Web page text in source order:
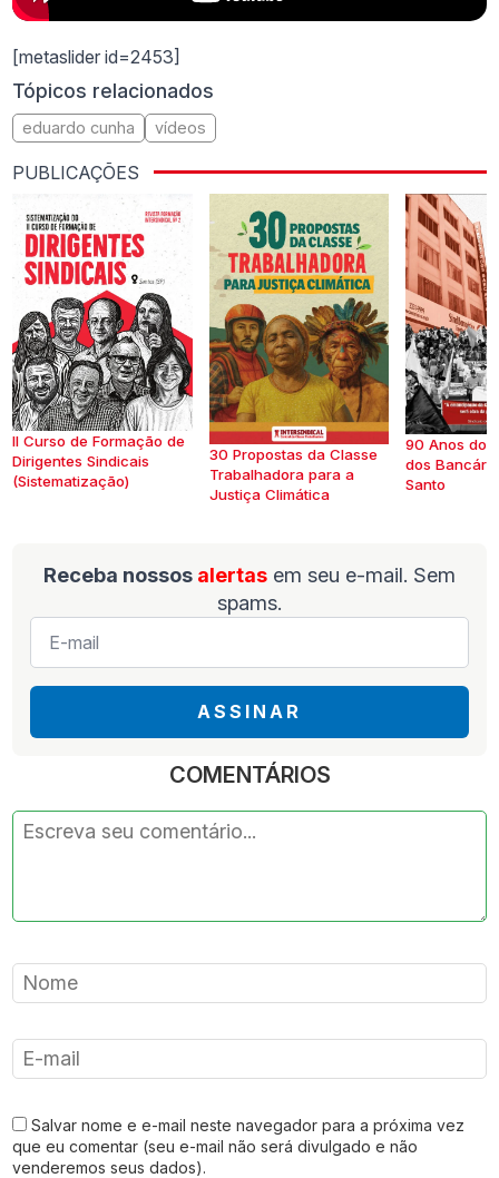
[metaslider id=2453]
Tópicos relacionados
eduardo cunha vídeos
PUBLICAÇÕES
II Curso de Formação de
Dirigentes Sindicais
(Sistematização)
30 Propostas da Classe
Trabalhadora para a
Justiça Climática
90 Anos do
dos
Santo
Receba nossos alertas em seu e-mail. Sem
spams.
E-
mail
ASSINAR
COMENTÁRIOS
Salvar nome e e-mail neste navegador para a próxima vez
que eu comentar (seu e-mail não será divulgado e não
venderemos seus dados).